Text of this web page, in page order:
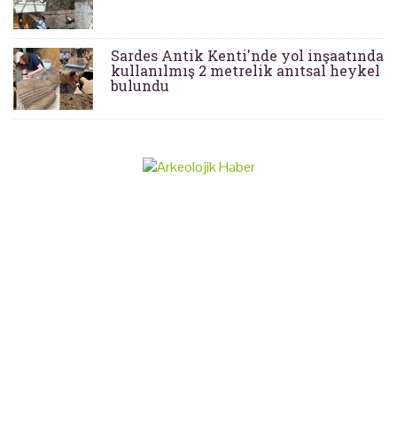
Sardes Antik Kenti'nde yol inşaatında
kullanılmış 2 metrelik anıtsal heykel
bulundu